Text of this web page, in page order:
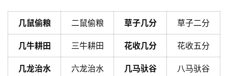
几鼠偷粮 二鼠偷粮 草子几分 草子二分
几牛耕田 三牛耕田 花收几分 花收五分
几龙治水 六龙治水 几马驮谷 八马驮谷